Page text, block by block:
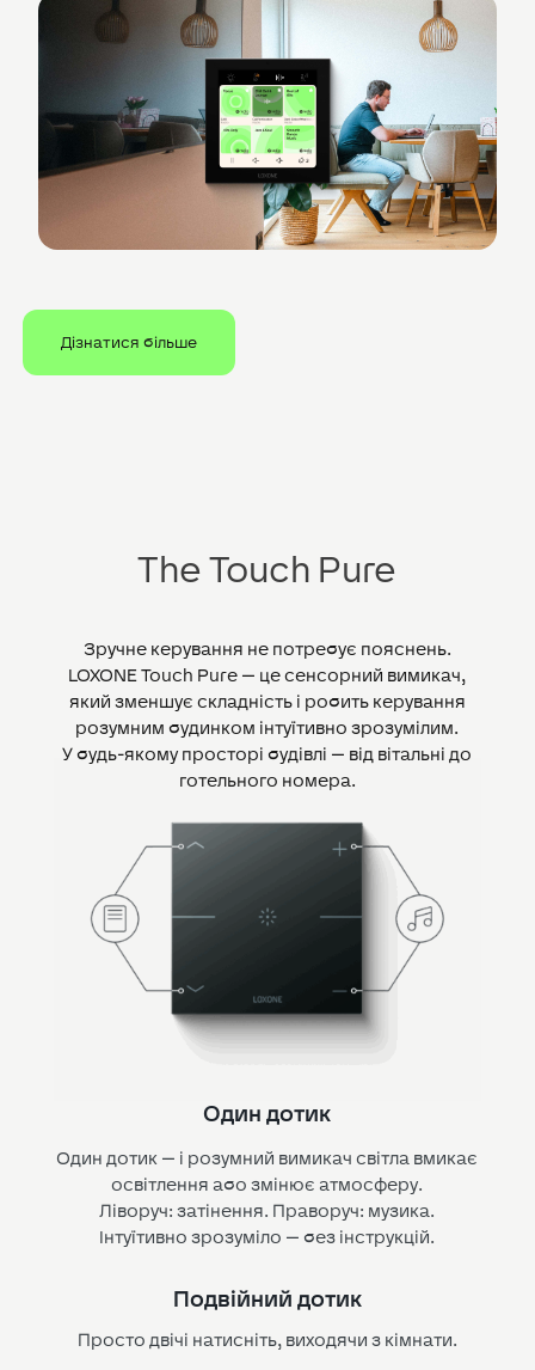
Дізнатися більше
The Touch Pure
Зручне керування не потребує пояснень.
LOXONE Touch Pure — це сенсорний вимикач,
який зменшує складність і робить керування
розумним будинком інтуїтивно зрозумілим.
У будь-якому просторі будівлі — від вітальні до
готельного номера.
Один дотик
Один дотик — і розумний вимикач світла вмикає
освітлення або змінює атмосферу.
Ліворуч: затінення. Праворуч: музика.
Інтуїтивно зрозуміло — без інструкцій.
Подвійний дотик
Просто двічі натисніть, виходячи з кімнати.